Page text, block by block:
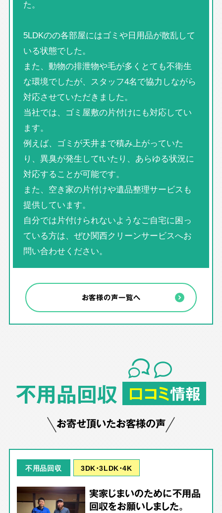
た。
5LDKのの各部屋にはゴミや日用品が散乱して
いる状態でした。
また、動物の排泄物や毛が多くとても不衛生
な環境でしたが、スタッフ4名で協力しながら
対応させていただきました。
当社では、ゴミ屋敷の片付けにも対応してい
ます。
例えば、ゴミが天井まで積み上がっていた
り、異臭が発生してtいたり、あらゆる状況に
対応することが可能です。
また、空き家の片付けや遺品整理サービスも
提供しています。
自分では片付けられないようなご自宅に困っ
ている方は、ぜひ関西クリーンサービスへお
問い合わせください。
お客様の声一覧へ
不用品回収 口コミ情報
お寄せ頂いたお客様の声
不用品回収 3DK･3LDK･4K
実家じまいのために不用品
回収をお願いしました。